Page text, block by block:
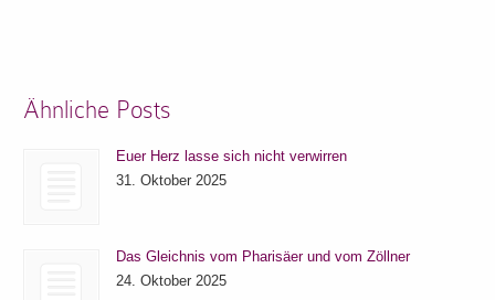
Ähnliche Posts
Euer Herz lasse sich nicht verwirren
31. Oktober 2025
Das Gleichnis vom Pharisäer und vom Zöllner
24. Oktober 2025